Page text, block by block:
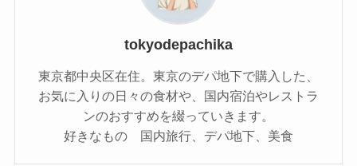
tokyodepachika
東京都中央区在住。東京のデパ地下で購入した、
お気に入りの日々の食材や、国内宿泊やレストラ
ンのおすすめを綴っていきます。
好きなもの 国内旅行、デパ地下、美食